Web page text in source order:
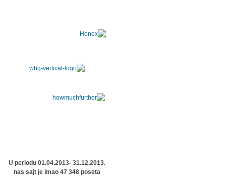
U periodu 01.04.2013- 31.12.2013.
nas sajt je imao 47 348 poseta